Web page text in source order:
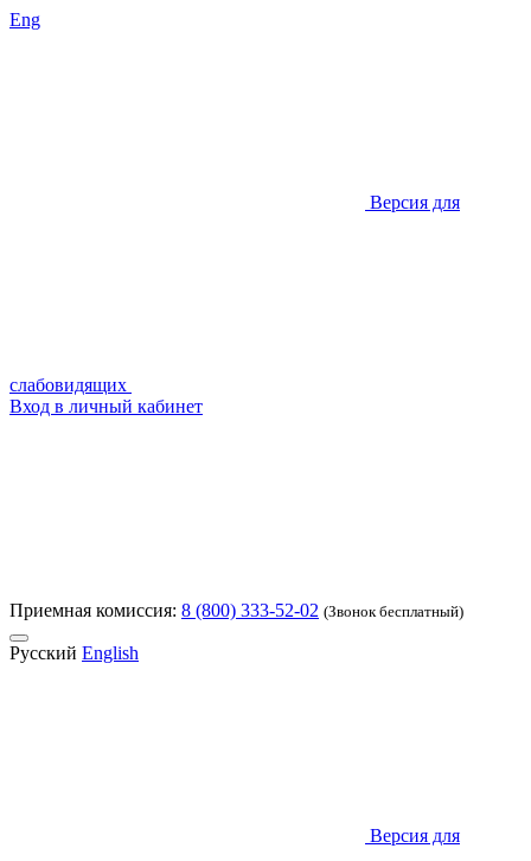
Eng
Версия для
слабовидящих
Вход в личный кабинет
Приемная комиссия: 8 (800) 333-52-02 (Звонок бесплатный)
Русский English
Версия для